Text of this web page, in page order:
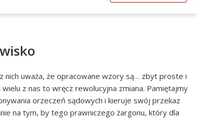
nich uważa, że opracowane wzory są… zbyt proste i
z nas to wręcz rewolucyjna zmiana. Pamiętajmy
orzeczeń sądowych i kieruje swój przekaz
na tym, by tego prawniczego żargonu, który dla